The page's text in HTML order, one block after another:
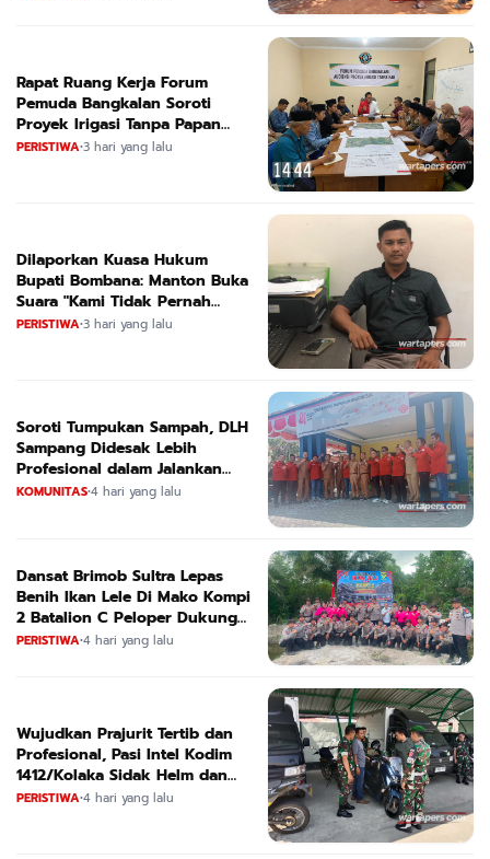
Rapat Ruang Kerja Forum
Pemuda Bangkalan Soroti
Proyek Irigasi Tanpa Papan
Nama
PERISTIWA•3 hari yang lalu
Dilaporkan Kuasa Hukum
Bupati Bombana: Manton Buka
Suara "Kami Tidak Pernah
Menutup Ruang Hak Jawab"
PERISTIWA•3 hari yang lalu
Soroti Tumpukan Sampah, DLH
Sampang Didesak Lebih
Profesional dalam Jalankan
Tugas
KOMUNITAS•4 hari yang lalu
Dansat Brimob Sultra Lepas
Benih Ikan Lele Di Mako Kompi
2 Batalion C Peloper Dukung
ketahanan Pangan Nasional
PERISTIWA•4 hari yang lalu
Wujudkan Prajurit Tertib dan
Profesional, Pasi Intel Kodim
1412/Kolaka Sidak Helm dan
Kendaraan
PERISTIWA•4 hari yang lalu